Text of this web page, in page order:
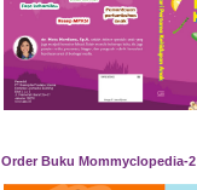
Order Buku Mommyclopedia-2